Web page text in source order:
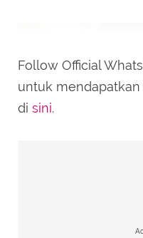
Follow Official
untuk
di sini.